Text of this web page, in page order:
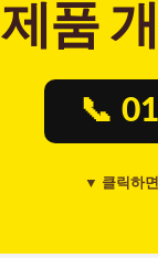
제품
📞
▼ 클릭하